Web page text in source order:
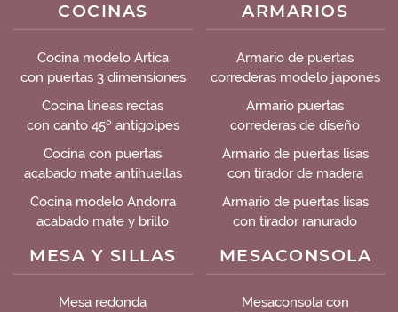
COCINAS
Cocina modelo Artica
con puertas 3 dimensiones
Cocina líneas rectas
con canto 45º antigolpes
Cocina con puertas
acabado mate antihuellas
Cocina modelo Andorra
acabado mate y brillo
ARMARIOS
Armario de puertas
correderas modelo japonés
Armario puertas
correderas de diseño
Armario de puertas lisas
con tirador de madera
Armario de puertas lisas
con tirador ranurado
MESA Y SILLAS
Mesa redonda
MESACONSOLA
Mesaconsola con